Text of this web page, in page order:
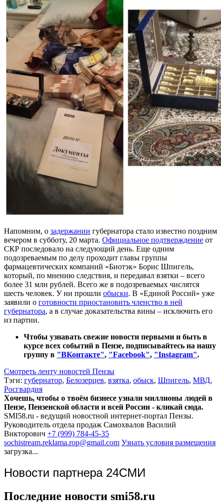
Напомним, о задержании губернатора стало известно поздним
вечером в субботу, 20 марта. Официальное подтверждение от
СКР последовало на следующий день. Еще одним
подозреваемым по делу проходит главы группы
фармацевтических компаний «Биотэк» Борис Шпигель,
который, по мнению следствия, и передавал взятки – всего
более 31 млн рублей. Всего же в подозреваемых числятся
шесть человек. У ни прошли обыски. В «Единой Россий» уже
заявили о готовности приостановить членство в ней
губернатора, а в случае доказательства вины – исключить его
из партии.
Чтобы узнавать свежие новости первыми и быть в
курсе всех событий в Пензе, подписывайтесь на нашу
группу в "ВКонтакте", "Facebook", "Instagram".
Смотреть ленту новостей Пензы
Тэги: губернатор, Белозерцев, взятка, обыск, Шпигель, МВД,
Росгвардия
Хочешь, чтобы о твоём бизнесе узнали миллионы людей в
Пензе, Пензенской области и всей России - кликай сюда.
SMI58.ru - ведущий новостной интернет-портал Пензы.
Руководитель отдела продаж Самохвалов Василий
Викторович +7 (999) 784-45-35
sochistream.reklama.rop@gmail.com Узнать условия размещения
загрузка...
Новости партнера 24СМИ
Последние новости smi58.ru